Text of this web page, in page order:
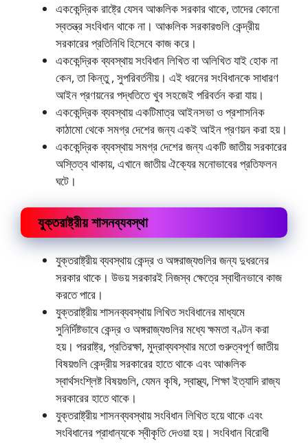
এককেন্দ্রিক রাষ্ট্রে যেসব আঞ্চলিক সরকার থাকে, তাদের কোনাে
স্বতন্ত্র সংবিধান থাকে না। আঞ্চলিক সরকারগুলি কেন্দ্রীয়
সরকারের প্রতিনিধি হিসেবে কাজ করে।
এককেন্দ্রিক ব্যবস্থায় সংবিধান লিখিত বা অলিখিত যাই হােক না
কেন, তা কিন্তু , সুপরিবর্তনীয়। এই ধরনের সংবিধানকে সাধারণ
আইন প্রণয়নের পদ্ধতিতে খুব সহজেই পরিবর্তন করা যায়।
এককেন্দ্রিক ব্যবস্থায় একটিমাত্র আইনসভা ও প্রশাসনিক
কাঠামাে থেকে সমগ্র দেশের জন্য একই আইন প্রণয়ন করা হয়।
এককেন্দ্রিক ব্যবস্থায় সমগ্র দেশের জন্য একটি জাতীয় সরকারের
অস্তিত্ব থাকায়, এখানে জাতীয় ঐক্যের মনােভাবের প্রতিফলন
ঘটে।
যুক্তরাষ্ট্রীয় শাসনব্যবস্থা
যুক্তরাষ্ট্রীয় ব্যবস্থায় কেন্দ্র ও অঙ্গরাজ্যগুলির জন্য দুধরনের
সরকার থাকে। উভয় সরকারই নিজস্ব ক্ষেত্রে স্বাধীনভাবে কাজ
করতে পারে।
যুক্তরাষ্ট্রীয় শাসনব্যবস্থায় লিখিত সংবিধানের মাধ্যমে
সুনির্দিষ্টভাবে কেন্দ্র ও অঙ্গরাজ্যগুলির মধ্যে ক্ষমতা বণ্টন করা
হয়। পররাষ্ট্র, প্রতিরক্ষা, মুদ্রাব্যবস্থার মতাে গুরুত্বপূর্ণ জাতীয়
বিষয়গুলি কেন্দ্রীয় সরকারের হাতে থাকে এবং আঞ্চলিক
স্বার্থসংশ্লিষ্ট বিষয়গুলি, যেমন কৃষি, স্বাস্থ্য, শিক্ষা ইত্যাদি রাজ্য
সরকারের হাতে থাকে।
যুক্তরাষ্ট্রীয় শাসনব্যবস্থায় সংবিধান লিখিত হয়ে থাকে এবং
সংবিধানের প্রাধান্যকে স্বীকৃতি দেওয়া হয়। সংবিধান বিরােধী